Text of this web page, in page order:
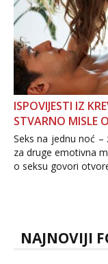
ISPOVIJESTI IZ
STVARNO MISLE
Seks na jednu noć –
za druge emotivna
o seksu govori
dalje izaziva
NAJNOVIJI